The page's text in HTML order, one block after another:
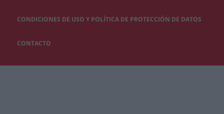
CONDICIONES DE USO Y POLÍTICA DE PROTECCIÓN DE DATOS
CONTACTO